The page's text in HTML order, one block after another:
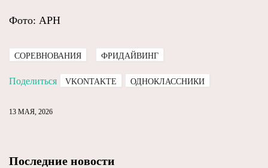
Фото: АРН
СОРЕВНОВАНИЯ ФРИДАЙВИНГ
Поделиться VKONTAKTE ОДНОКЛАССНИКИ
13 МАЯ, 2026
Последние новости